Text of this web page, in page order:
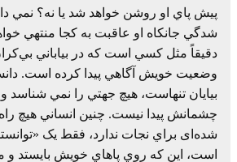
پيش پاي او روشن خواهد شد يا نه؟ نمي
شدگي جانکاه او عاقبت به کجا منتهي
دقيقاً مثل کسي است که در بياباني
وضعيت خويش آگاهي پيدا کرده است.
بيايان تنهاست، هيچ جهتي را نمي شناسد
چشمانش پيدا نيست. چنين انساني هيچ
شده‌ای براي نجات ندارد، فقط يک
است، اين که روي پاهاي خويش بايستد